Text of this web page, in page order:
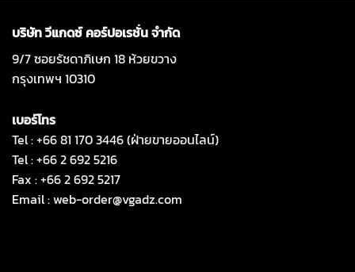
บริษัท วีแกดซ์ คอร์ปอเรชั่น จำกัด
9/7 ซอยรัชดาภิเษก 18 ห้วยขวาง
กรุงเทพฯ 10310
เบอร์โทร
Tel : +66 81 170 3446 (ฝ่ายขายออนไลน์)
Tel : +66 2 692 5216
Fax : +66 2 692 5217
Email :web-order@vgadz.com